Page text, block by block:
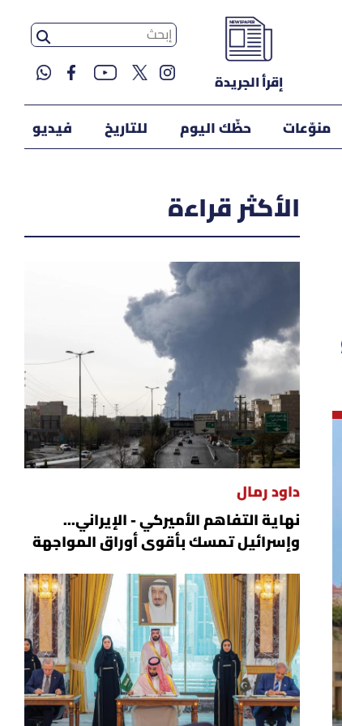
إقرأ الجريدة
منوّعات حظّك اليوم للتاريخ فيديو
الأكثر قراءة
داود رمال
نهاية التفاهم الأميركي - الإيراني...
وإسرائيل تمسك بأقوى أوراق المواجهة